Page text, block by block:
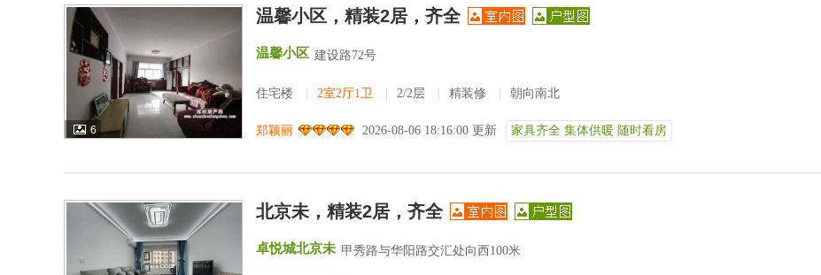
6
温馨小区，精装2居，齐全
温馨小区 建设路72号
住宅楼 2室2厅1卫 2/2层 精装修 朝向南北
郑颖丽 2026-08-06 18:16:00 更新 家具齐全 集体供暖 随时看房
北京未，精装2居，齐全
卓悦城北京未 甲秀路与华阳路交汇处向西100米